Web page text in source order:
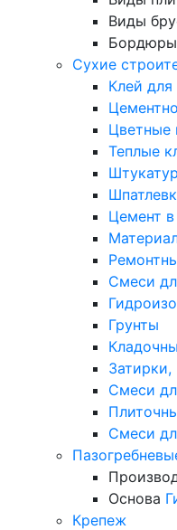
Виды
Бордюры
Сухие
Клей для
Цветные
Теплые
Цемент
Смеси
Грунты
Смеси
Смеси
Основа
Крепеж